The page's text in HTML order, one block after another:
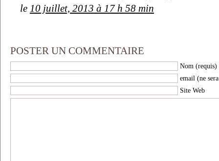
le 10 juillet, 2013 à 17 h 58 min
POSTER UN COMMENTAIRE
Nom (requis)
email (ne
Site Web